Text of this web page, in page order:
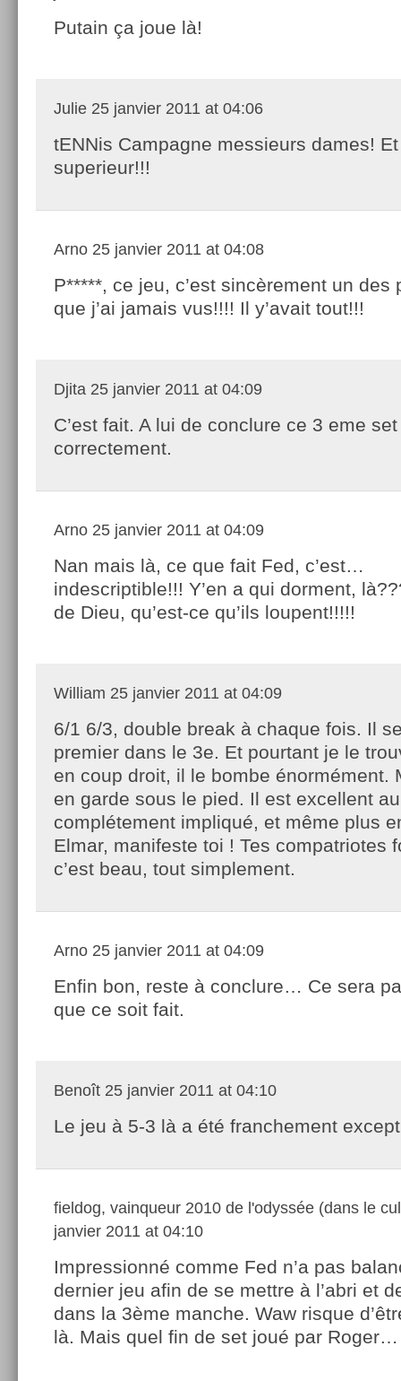
Putain ça joue là!
Julie 25 janvier 2011 at 04:06
tENNis Campagne messieurs dames!
superieur!!!
Arno 25 janvier 2011 at 04:08
P*****, ce jeu, c’est sincèrement un des
que j’ai jamais vus!!!! Il y’avait tout!!!
Djita 25 janvier 2011 at 04:09
C’est fait. A lui de conclure ce 3 eme set
correctement.
Arno 25 janvier 2011 at 04:09
Nan mais là, ce que fait Fed, c’est…
indescriptible!!! Y’en a qui dorment,
de Dieu, qu’est-ce qu’ils loupent!!!!!
William 25 janvier 2011 at 04:09
6/1 6/3, double break à chaque fois. Il
premier dans le 3e. Et pourtant je le
en coup droit, il le bombe énormément.
en garde sous le pied. Il est excellent
complétement impliqué, et même plus
Elmar, manifeste toi ! Tes compatriotes
c’est beau, tout simplement.
Arno 25 janvier 2011 at 04:09
Enfin bon, reste à conclure… Ce sera
que ce soit fait.
Benoît 25 janvier 2011 at 04:10
Le jeu à 5-3 là a été franchement
fieldog, vainqueur 2010 de l'odyssée (dans le
janvier 2011 at 04:10
Impressionné comme Fed n’a pas
dernier jeu afin de se mettre à l’abri et
dans la 3ème manche. Waw risque
là. Mais quel fin de set joué par